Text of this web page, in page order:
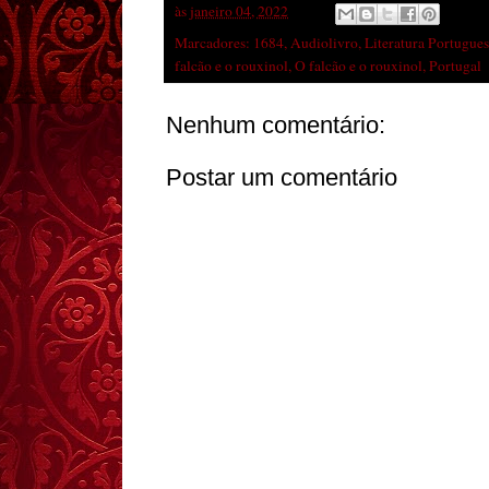
às janeiro 04, 2022
Marcadores: 1684, Audiolivro, Literatura
falcão e o rouxinol, O falcão e o rouxinol, Portugal
Nenhum comentário:
Postar um comentário